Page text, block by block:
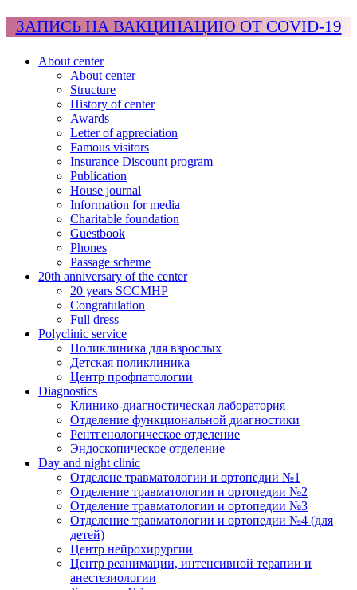
ЗАПИСЬ НА ВАКЦИНАЦИЮ ОТ COVID-19
About center
About center
Structure
History of center
Awards
Letter of appreciation
Famous visitors
Insurance Discount program
Publication
House journal
Information for media
Charitable foundation
Guestbook
Phones
Passage scheme
20th anniversary of the center
20 years SCCMHP
Congratulation
Full dress
Polyclinic service
Поликлиника для взрослых
Детская поликлиника
Центр профпатологии
Diagnostics
Клинико-диагностическая лаборатория
Отделение функциональной диагностики
Рентгенологическое отделение
Эндоскопическое отделение
Day and night clinic
Отделене травматологии и ортопедии №1
Отделение травматологии и ортопедии №2
Отделение травматологии и ортопедии №3
Отделение травматологии и ортопедии №4 (для
детей)
Центр нейрохирургии
Центр реанимации, интенсивной терапии и
анестезиологии